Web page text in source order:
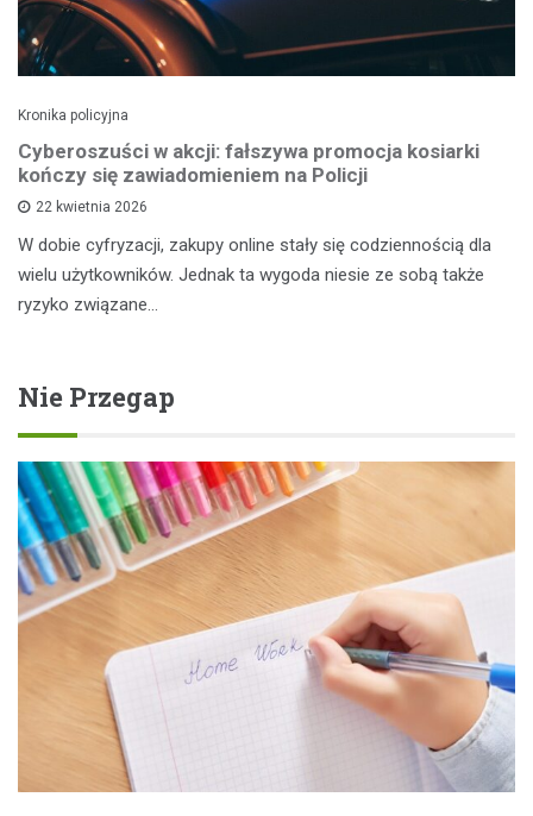
Kronika policyjna
Cyberoszuści w akcji: fałszywa promocja kosiarki
kończy się zawiadomieniem na Policji
22 kwietnia 2026
W dobie cyfryzacji, zakupy online stały się codziennością dla
wielu użytkowników. Jednak ta wygoda niesie ze sobą także
ryzyko związane…
Nie Przegap